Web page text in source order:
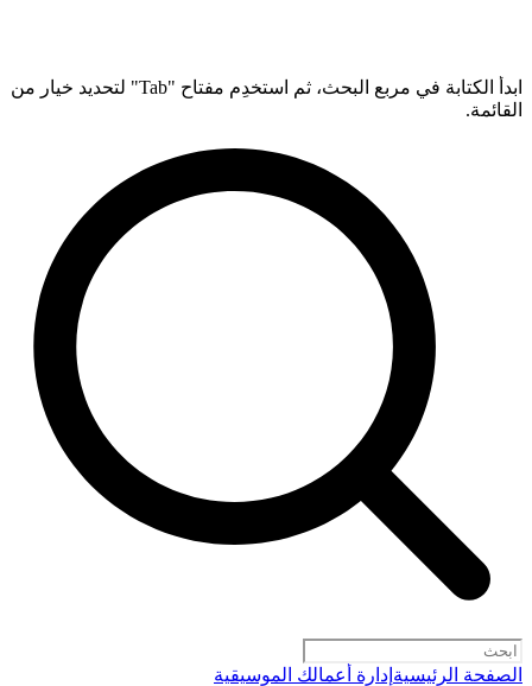
ابدأ الكتابة في مربع البحث، ثم استخدِم مفتاح "Tab" لتحديد خيار من
القائمة.
الصفحة الرئيسية إدارة أعمالك الموسيقية